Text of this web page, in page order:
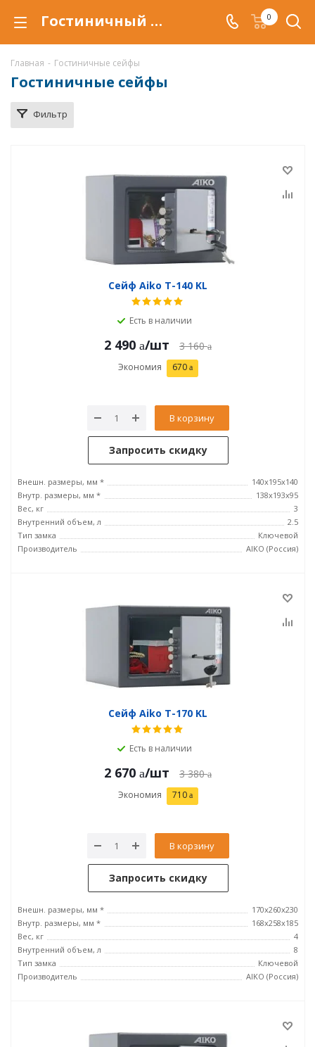
Гостиничный сейф купить в Самаре, сейфы для гостиничных номеров по низкой цене c доставкой. 0
Главная - Гостиничные сейфы
Гостиничные сейфы
Фильтр
Сейф Aiko T-140 KL
Есть в наличии
2 490 /шт 3 160
Экономия 670
В корзину
Запросить скидку
Внешн. размеры, мм *
140x195x140
Внутр. размеры, мм *
138x193x95
Вес, кг
3
Внутренний объем, л
2.5
Тип замка
Ключевой
Производитель
AIKO (Россия)
Сейф Aiko T-170 KL
Есть в наличии
2 670 /шт 3 380
Экономия 710
В корзину
Запросить скидку
Внешн. размеры, мм *
170x260x230
Внутр. размеры, мм *
168x258x185
Вес, кг
4
Внутренний объем, л
8
Тип замка
Ключевой
Производитель
AIKO (Россия)